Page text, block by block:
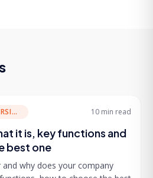
OPTIMIZACION-CONVERSION 10 min read
it is, key functions and
best one
why does your company